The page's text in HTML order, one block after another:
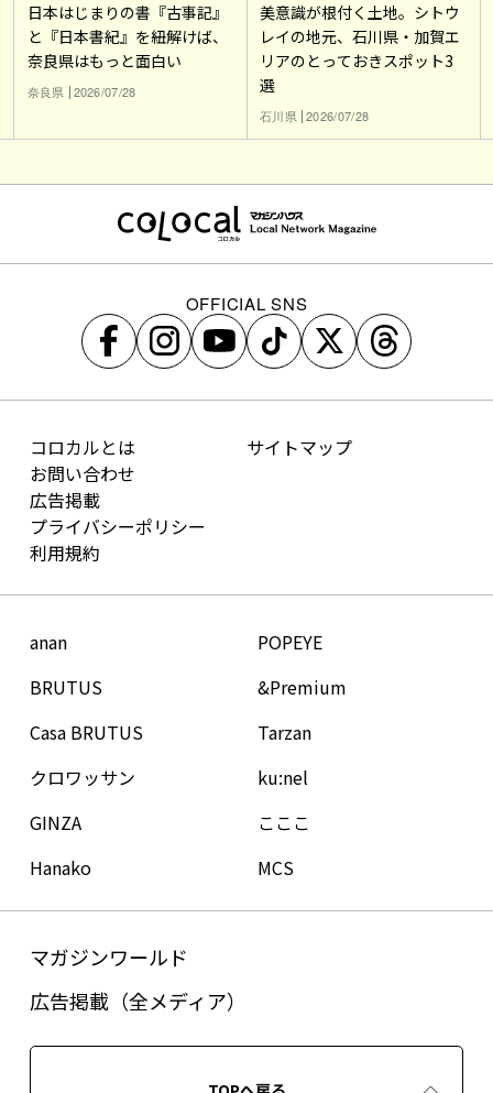
日本はじまりの書『古事記』
と『日本書紀』を紐解けば、
奈良県はもっと面白い
奈良県 2026/07/28
美意識が根付く土地。シトウ
レイの地元、石川県・加賀エ
リアのとっておきスポット3
選
石川県 2026/07/28
OFFICIAL SNS
コロカルとは
お問い合わせ
広告掲載
プライバシーポリシー
利用規約
サイトマップ
anan
BRUTUS
Casa BRUTUS
クロワッサン
GINZA
Hanako
POPEYE
&Premium
Tarzan
ku:nel
こここ
MCS
マガジンワールド
広告掲載（全メディア）